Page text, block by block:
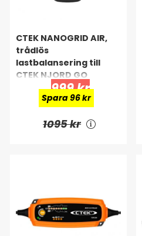
CTEK NANOGRID AIR,
trådlös
lastbalansering till
CTEK NJORD GO
999 kr
Spara 96 kr
1095 kr